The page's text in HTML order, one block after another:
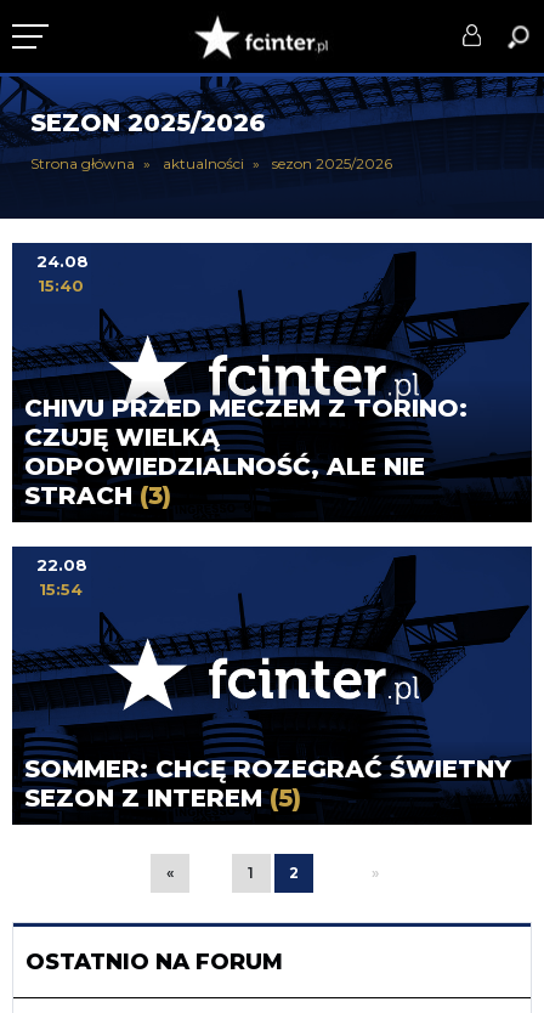
KLUB
DRUŻYNA
PUCHARY
DLA TIFOSICH
SERWIS
SEZON 2025/2026
Strona główna aktualności sezon 2025/2026
CHIVU PRZED MECZEM Z TORINO:
CZUJĘ WIELKĄ
ODPOWIEDZIALNOŚĆ, ALE NIE
STRACH (3)
24.08
15:40
SOMMER: CHCĘ ROZEGRAĆ ŚWIETNY
SEZON Z INTEREM(5)
22.08
15:54
« 1 2 »
OSTATNIO NA FORUM